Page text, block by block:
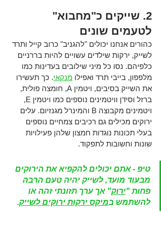
2. שייקים כ"מחבוא"
לטעמים שונים
כהורים אנחנו יכולים "להגניב" כרוב קייל ותרד
לשייק, ירקות שילדים עשויים להיות בררניים
כלפיהם. נסו כל מיני שילובים בעדינות כמו
מלפפון, בייבי תרד ואפילו מנקאי. כך תעשירו
את השייק בסיבים, ויטמין A, חומצה פולית,
ברזל וסידן וויטמינים נוספים כמו ויטמין E,
ויטמינים מקבוצה B והמינרל מגנזיום. עלים
ירוקים מכילים גם רכיבים צמחיים נוספים
בעלי תכונות נוגדות חמצון שלהן פעילויות
שונות וחשובות לתפקוד.
טיפ - אתם יכולים להקפיא את הירוקים
מבעוד מועד, לשייק יהיה טעם הרבה
פחות "ירוק" אך ערך תזונתי זהה או
להשתמש במיקס ירקות ירוקים לשייק.